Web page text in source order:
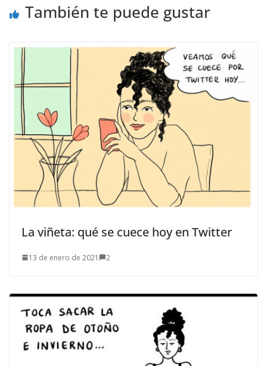
También te puede gustar
La viñeta: qué se cuece hoy en Twitter
13 de enero de 2021 2